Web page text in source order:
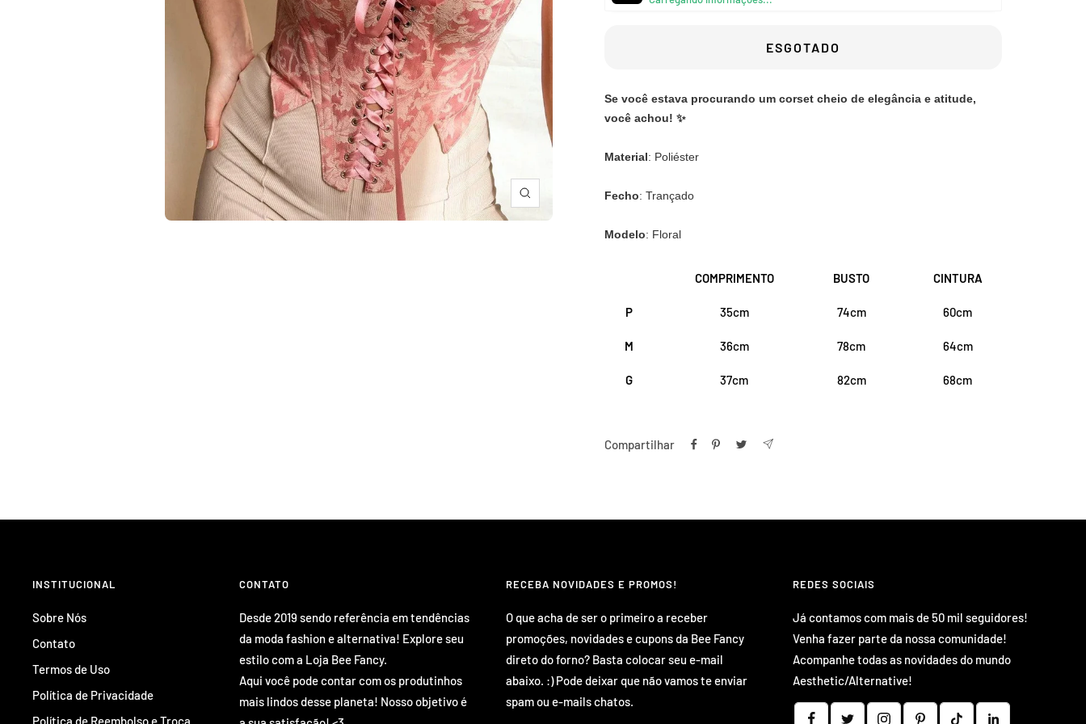
Zoom
ESGOTADO
Se você estava procurando um corset cheio de elegância e atitude,
você achou! ✨
Material: Poliéster
Fecho: Trançado
Modelo: Floral
COMPRIMENTO BUSTO CINTURA
P 35cm 74cm 60cm
M 36cm 78cm 64cm
G 37cm 82cm 68cm
Compartilhar
INSTITUCIONAL
Sobre Nós
Contato
Termos de Uso
Política de Privacidade
Política de Reembolso e Troca
CONTATO
Desde 2019 sendo referência em tendências
da moda fashion e alternativa! Explore seu
estilo com a Loja Bee Fancy.
Aqui você pode contar com os produtinhos
mais lindos desse planeta! Nosso objetivo é
RECEBA NOVIDADES E PROMOS!
O que acha de ser o primeiro a receber
promoções, novidades e cupons da Bee Fancy
direto do forno? Basta colocar seu e-mail
abaixo. :) Pode deixar que não vamos te enviar
spam ou e-mails chatos.
REDES SOCIAIS
Já contamos com mais de 50 mil seguidores!
Venha fazer parte da nossa comunidade!
Acompanhe todas as novidades do mundo
Aesthetic/Alternative!